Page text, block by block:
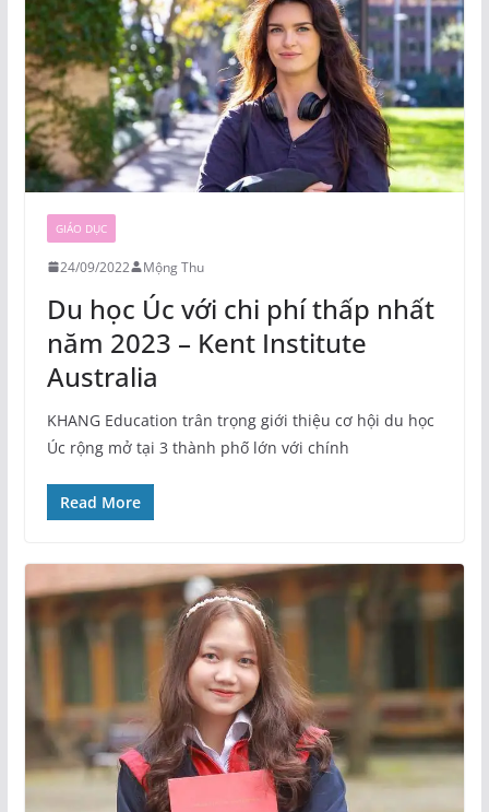
GIÁO DỤC
24/09/2022 Mộng Thu
Du học Úc với chi phí thấp nhất
năm 2023 – Kent Institute
Australia
KHANG Education trân trọng giới thiệu cơ hội du học
Úc rộng mở tại 3 thành phố lớn với chính
Read More